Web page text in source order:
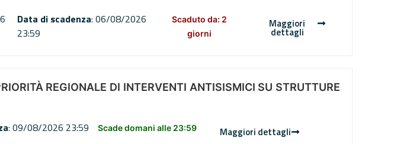
Data di scadenza: 06/08/2026
23:59
Scaduto da: 2
giorni
Maggiori
dettagli
REGIONALE DI INTERVENTI ANTISISMICI SU STRUTTURE
: 09/08/2026 23:59 Scade domani alle 23:59 Maggiori dettagli